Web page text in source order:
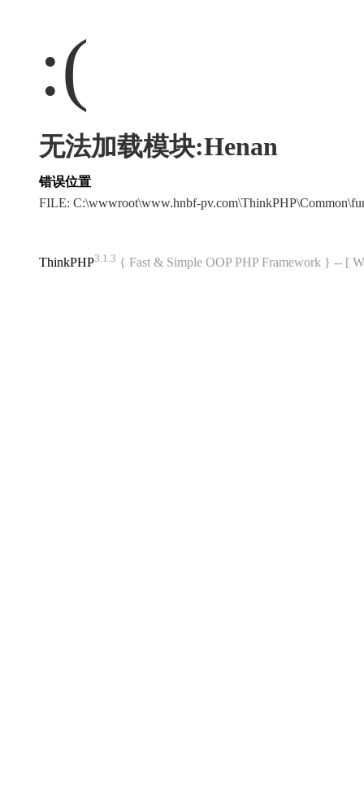
:(
无法加载模块:Henan
错误位置
FILE: C:\wwwroot\www.hnbf-
ThinkPHP3.1.3 { Fast & Simple OOP PHP Framework } -- [